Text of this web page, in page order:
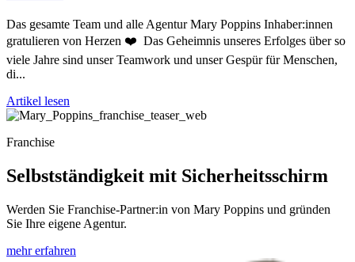
Das gesamte Team und alle Agentur Mary Poppins Inhaber:innen
gratulieren von Herzen ❤️ Das Geheimnis unseres Erfolges über so
viele Jahre sind unser Teamwork und unser Gespür für Menschen,
di...
Artikel lesen
Franchise
Selbstständigkeit mit Sicherheitsschirm
Werden Sie Franchise-Partner:in von Mary Poppins und gründen
Sie Ihre eigene Agentur.
mehr erfahren